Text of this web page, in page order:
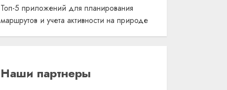
Топ-5 приложений для планирования
маршрутов и учета активности на природе
Наши партнеры